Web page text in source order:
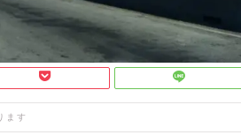
ます